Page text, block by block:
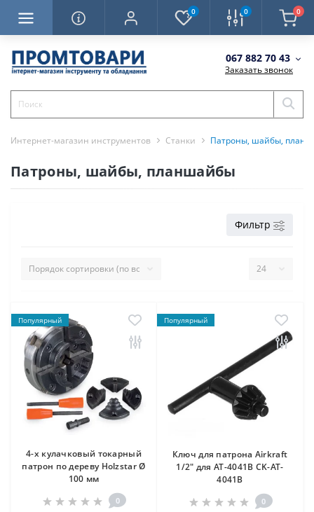
0 0 0
067 882 70 43
Заказать звонок
Интернет-магазин инструментов Станки Патроны, шайбы,
Патроны, шайбы, планшайбы
Фильтр
Популярный
4-х кулачковый токарный
патрон по дереву Holzstar Ø
100 мм
0
Популярный
Ключ для патрона Airkraft
1/2" для AT-4041B CK-AT-
4041B
0